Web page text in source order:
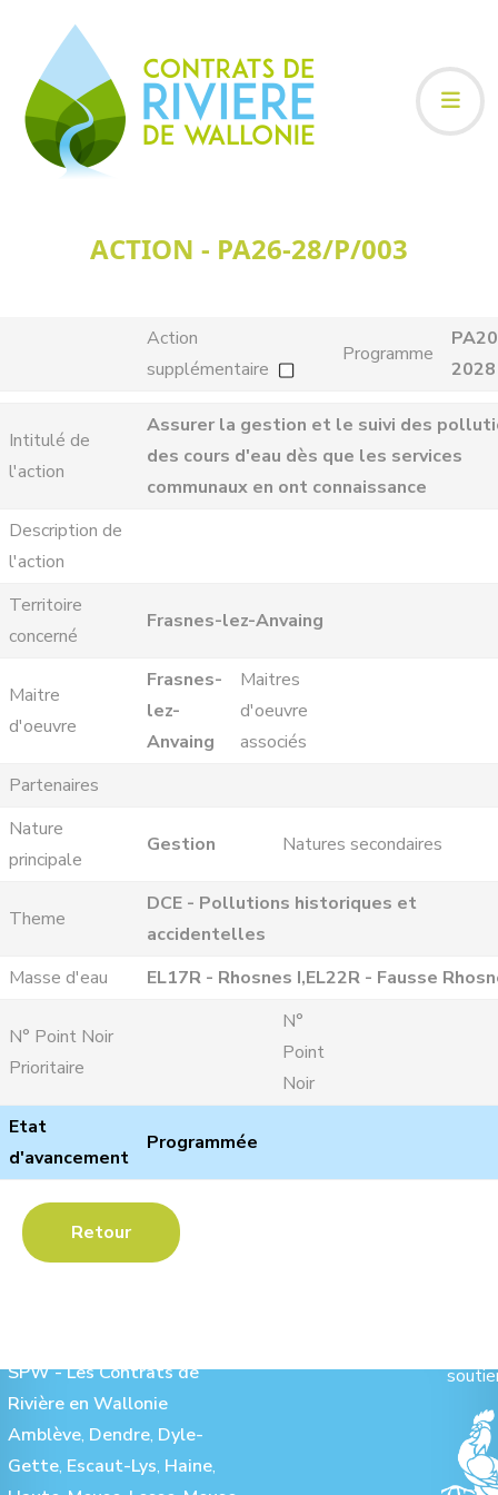
ACTION - PA26-28/P/003
Action
supplémentaire
Programme
2028
Intitulé de
l'action
Assurer la gestion et le suivi des
des cours d'eau dès que les services
communaux en ont connaissance
Description de
l'action
Territoire
concerné
Frasnes-lez-Anvaing
Maitre
d'oeuvre
Frasnes-
lez-
Anvaing
Maitres
d'oeuvre
associés
Partenaires
Nature
principale
Gestion Natures secondaires
Theme
DCE - Pollutions historiques et
accidentelles
Masse d'eau
EL17R - Rhosnes I,EL22R - Fausse
N° Point Noir
Prioritaire
N°
Point
Noir
Etat
d'avancement
Programmée
Retour
SPW - Les Contrats de
Rivière en Wallonie
Amblève, Dendre, Dyle-
Gette, Escaut-Lys, Haine,